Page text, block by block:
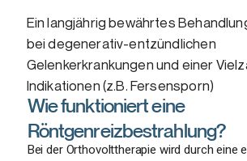
Ein langjährig bewährtes
bei degenerativ-entzündlichen
Gelenkerkrankungen und einer
Indikationen (z.B. Fersensporn)
Wie funktioniert eine
Röntgenreizbestrahlung?
Bei der Orthovolttherapie wird durch eine